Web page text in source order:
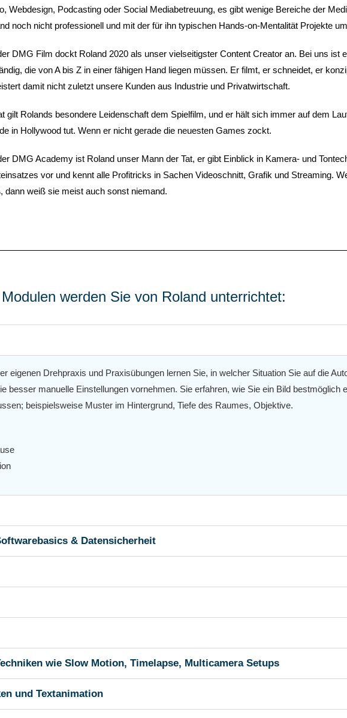
Webdesign, Podcasting oder Social Mediabetreuung, es gibt wenige Bereiche der
noch nicht professionell und mit der für ihn typischen Hands-on-Mentalität Projekte
DMG Film dockt Roland 2020 als unser vielseitigster Content Creator an. Bei uns ist
die von A bis Z in einer fähigen Hand liegen müssen. Er filmt, er schneidet, er
damit nicht zuletzt unsere Kunden aus Industrie und Privatwirtschaft.
gilt Rolands besondere Leidenschaft dem Spielfilm, und er hält sich immer auf dem
in Hollywood tut. Wenn er nicht gerade die neuesten Games zockt.
DMG Academy ist Roland unser Mann der Tat, er gibt Einblick in Kamera- und
vor und kennt alle Profitricks in Sachen Videoschnitt, Grafik und Streaming.
dann weiß sie meist auch sonst niemand.
werden Sie von Roland unterrichtet:
eigenen Drehpraxis und Praxisübungen lernen Sie, in welcher Situation Sie auf die
besser manuelle Einstellungen vornehmen. Sie erfahren, wie Sie ein Bild bestmöglich
beispielsweise Muster im Hintergrund, Tiefe des Raumes, Objektive.
& Datensicherheit
wie Slow Motion, Timelapse, Multicamera Setups
und Textanimation